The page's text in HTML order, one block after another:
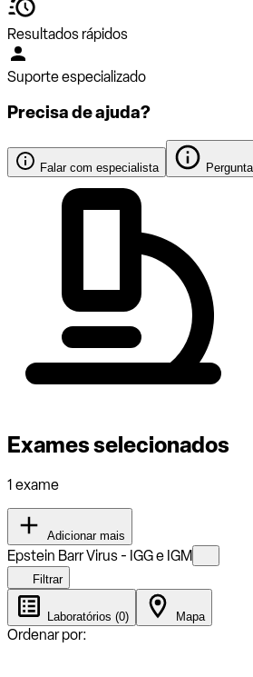
Resultados rápidos
Suporte especializado
Precisa de ajuda?
Falar com especialista
Exames selecionados
1 exame
Adicionar mais
Epstein Barr Virus - IGG e IGM
Filtrar
Laboratórios (0) Mapa
Ordenar por: